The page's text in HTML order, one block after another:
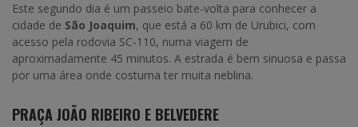
Este segundo dia é um passeio bate-volta para conhecer a
cidade de São Joaquim, que está a 60 km de Urubici, com
acesso pela rodovia SC-110, numa viagem de
aproximadamente 45 minutos. A estrada é bem sinuosa e passa
por uma área onde costuma ter muita neblina.
PRAÇA JOÃO RIBEIRO E BELVEDERE